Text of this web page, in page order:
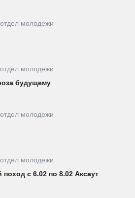
молодежи
молодежи
будущему
молодежи
молодежи
поход с 6.02 по 8.02 Аксаут